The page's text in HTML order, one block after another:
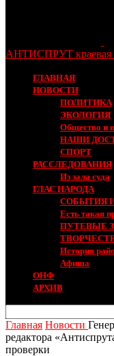
АНТИСПРУТ краевая
ГЛАВНАЯ
НОВОСТИ
ПОЛИТИКА
ЭКОЛОГИЯ
Общество и
НАШИ
СПОРТ
РАССЛЕДОВАНИЯ
Из зала суда
ГЛАС НАРОДА
СОБЫТИЯ
Есть такая
ПУТЕВЫЕ
История
Афиша
ОНФ
АРХИВ
Главная Новости
редактора
проверки